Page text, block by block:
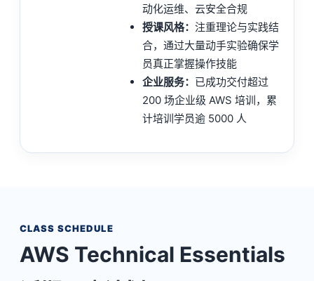
动化运维、云安全合规
授课风格： 注重理论与实践结
合，通过大量动手实验确保学
员真正掌握操作技能
企业服务： 已成功交付超过
200 场企业级 AWS 培训，累
计培训学员逾 5000 人
CLASS SCHEDULE
AWS Technical Essentials